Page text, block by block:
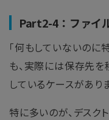
Part2-4：ファイ
「何もしていないのに
も、実際には保存先を
しているケースがあり
特に多いのが、デスク